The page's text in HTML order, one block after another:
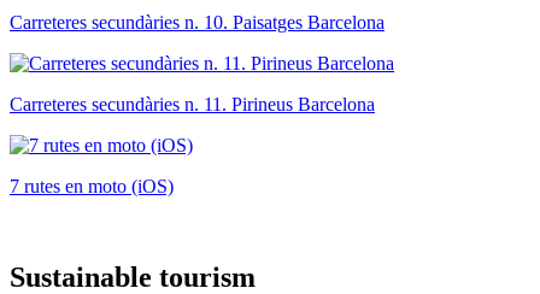
Carreteres secundàries n. 10. Paisatges Barcelona
Carreteres secundàries n. 11. Pirineus Barcelona
7 rutes en moto (iOS)
Sustainable tourism